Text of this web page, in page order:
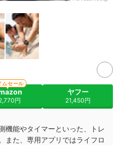
円
ムセール
ヤフー
21,450円
機能やタイマーといった、トレ
また、専用アプリではライフロ